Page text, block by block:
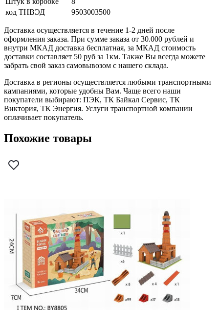
код ТНВЭД
9503003500
Доставка осуществляется в течение 1-2 дней после
оформления заказа. При сумме заказа от 30.000 рублей и
внутри МКАД доставка бесплатная, за МКАД стоимость
доставки составляет 50 руб за 1км. Также Вы всегда можете
забрать свой заказ самовывозом с нашего склада.
Доставка в регионы осуществляется любыми транспортными
кампаниями, которые удобны Вам. Чаще всего наши
покупатели выбирают: ПЭК, ТК Байкал Сервис, ТК
Виктория, ТК Энергия. Услуги транспортной компании
оплачивает покупатель.
Похожие товары